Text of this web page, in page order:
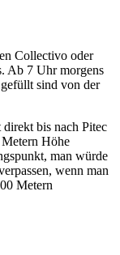
Collectivo oder
Ab 7 Uhr morgens
sind von der
bis nach Pitec
Metern Höhe
man würde
wenn man
Metern